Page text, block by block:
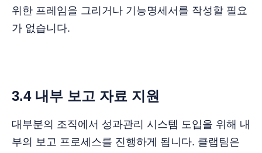
위한 프레임을 그리거나 기능명세서를 작성할 필요
가 없습니다.
3.4 내부 보고 자료 지원
대부분의 조직에서 성과관리 시스템 도입을 위해 내
부의 보고 프로세스를 진행하게 됩니다. 클랩팀은